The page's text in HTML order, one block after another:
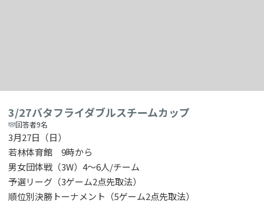
3/27バタフライダブルスチームカップ
回答者9名
3月27日（日）
若林体育館 9時から
男女団体戦（3W）4～6人/チーム
予選リーグ（3ゲーム2点先取法）
順位別決勝トーナメント（5ゲーム2点先取法）